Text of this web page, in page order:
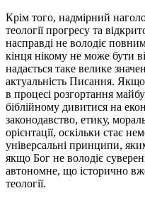
Крім того, надмірний
теології прогресу та
насправді не володіє
кінця нікому не може бути
надається таке велике
актуальність Писання.
в процесі розгортання
біблійному дивитися на
законодавство, етику,
орієнтації, оскільки стає
універсальні принципи,
якщо Бог не володіє
автономне, що історично
теології.